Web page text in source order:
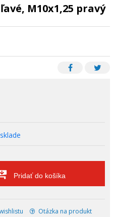
Pridať do košíka
Otázka na produkt
M10x1,25 pravý